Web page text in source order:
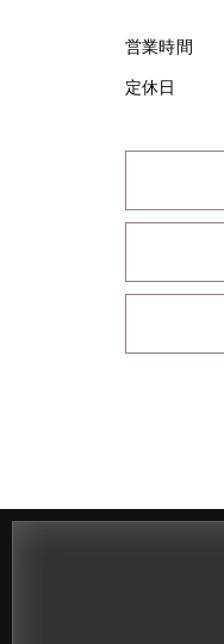
営業時間
定休日